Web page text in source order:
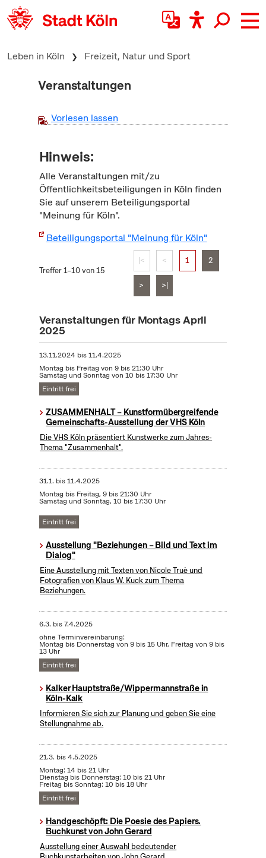
zum Inhalt springen
Leben in Köln Freizeit, Natur und Sport
Veranstaltungen
Vorlesen lassen
Hinweis:
Alle Veranstaltungen mit/zu
Öffentlichkeitsbeteiligungen in Köln finden
Sie auf unserem Beteiligungsportal
"Meinung für Köln".
Beteiligungsportal "Meinung für Köln"
Treffer 1–10 von 15
|< < 1 2
> >|
Veranstaltungen für Montags April
2025
13.11.2024 bis11.4.2025
Montag bis Freitag von 9 bis 21:30 Uhr
Samstag und Sonntag von 10 bis 17:30 Uhr
Eintritt frei
ZUSAMMENHALT – Kunstformübergreifende
Gemeinschafts-Ausstellung der VHS Köln
Die VHS Köln präsentiert Kunstwerke zum Jahres-
Thema "Zusammenhalt".
31.1. bis11.4.2025
Montag bis Freitag, 9 bis 21:30 Uhr
Samstag und Sonntag, 10 bis 17:30 Uhr
Eintritt frei
Ausstellung "Beziehungen – Bild und Text im
Dialog"
Eine Ausstellung mit Texten von Nicole Truè und
Fotografien von Klaus W. Kuck zum Thema
Beziehungen.
6.3. bis7.4.2025
ohne Terminvereinbarung:
Montag bis Donnerstag von 9 bis 15 Uhr, Freitag von 9 bis
13 Uhr
Eintritt frei
Kalker Hauptstraße/Wippermannstraße in
Köln-Kalk
Informieren Sie sich zur Planung und geben Sie eine
Stellungnahme ab.
21.3. bis4.5.2025
Montag: 14 bis 21 Uhr
Dienstag bis Donnerstag: 10 bis 21 Uhr
Freitag bis Sonntag: 10 bis 18 Uhr
Eintritt frei
Handgeschöpft: Die Poesie des Papiers.
Buchkunst von John Gerard
Ausstellung einer Auswahl bedeutender